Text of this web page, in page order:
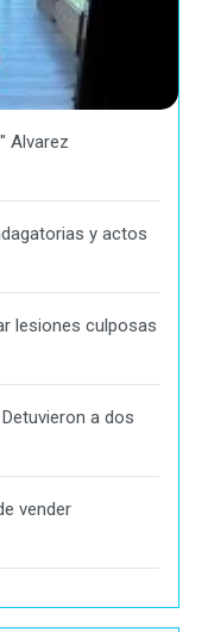
Alvarez
y actos
lesiones culposas
a dos
vender